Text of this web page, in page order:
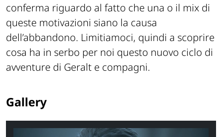
conferma riguardo al fatto che una o il mix di
queste motivazioni siano la causa
dell’abbandono. Limitiamoci, quindi a scoprire
cosa ha in serbo per noi questo nuovo ciclo di
avventure di Geralt e compagni.
Gallery